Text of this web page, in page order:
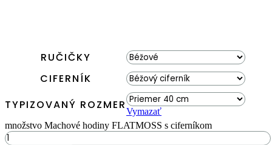
RUČIČKY
CIFERNÍK
TYPIZOVANÝ ROZMERVymazať
množstvo Machové hodiny FLATMOSS s ciferníkom